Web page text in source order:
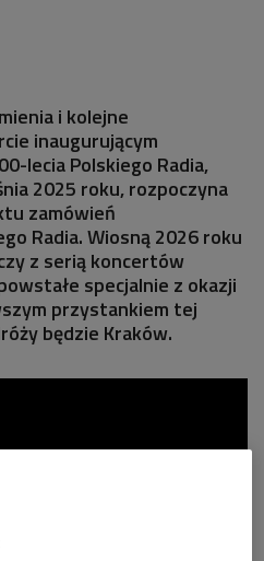
i kolejne
inaugurującym
lecia Polskiego Radia,
2025 roku, rozpoczyna
zamówień
Radia. Wiosną 2026 roku
z serią koncertów
specjalnie z okazji
przystankiem tej
będzie Kraków.